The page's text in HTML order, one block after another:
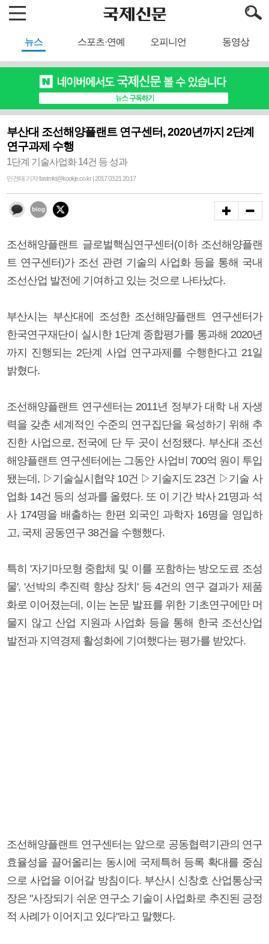
뉴스 스포츠·연예 오피니언 동영상
부산대 조선해양플랜트 연구센터, 2020년까지 2단계
연구과제 수행
1단계 기술사업화 14건 등 성과
민건태 기자 fastmkt@kookje.co.kr | 2017.03.21 20:17
조선해양플랜트 글로벌핵심연구센터(이하 조선해양플랜
트 연구센터)가 조선 관련 기술의 사업화 등을 통해 국내
조선산업 발전에 기여하고 있는 것으로 나타났다.
부산시는 부산대에 조성한 조선해양플랜트 연구센터가
한국연구재단이 실시한 1단계 종합평가를 통과해 2020년
까지 진행되는 2단계 사업 연구과제를 수행한다고 21일
밝혔다.
조선해양플랜트 연구센터는 2011년 정부가 대학 내 자생
력을 갖춘 세계적인 수준의 연구집단을 육성하기 위해 추
진한 사업으로, 전국에 단 두 곳이 선정됐다. 부산대 조선
해양플랜트 연구센터에는 그동안 사업비 700억 원이 투입
됐는데, ▷기술실시협약 10건 ▷기술지도 23건 ▷기술 사
업화 14건 등의 성과를 올렸다. 또 이 기간 박사 21명과 석
사 174명을 배출하는 한편 외국인 과학자 16명을 영입하
고, 국제 공동연구 38건을 수행했다.
특히 '자기마모형 중합체 및 이를 포함하는 방오도료 조성
물', '선박의 추진력 향상 장치' 등 4건의 연구 결과가 제품
화로 이어졌는데, 이는 논문 발표를 위한 기초연구에만 머
물지 않고 산업 지원과 사업화 등을 통해 한국 조선산업
발전과 지역경제 활성화에 기여했다는 평가를 받았다.
조선해양플랜트 연구센터는 앞으로 공동협력기관의 연구
효율성을 끌어올리는 동시에 국제특허 등록 확대를 중심
으로 사업을 이어갈 방침이다. 부산시 신창호 산업통상국
장은 "사장되기 쉬운 연구소 기술이 사업화로 추진된 긍정
적 사례가 이어지고 있다"라고 말했다.